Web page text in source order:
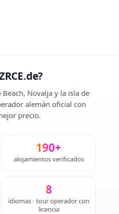
Novalja y la isla de
alemán oficial con
precio.
190+
alojamientos verificados
8
idiomas · tour operador con
licencia